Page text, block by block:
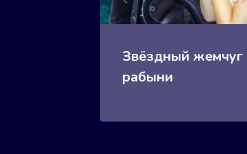
Звёздный жемчуг
рабыни